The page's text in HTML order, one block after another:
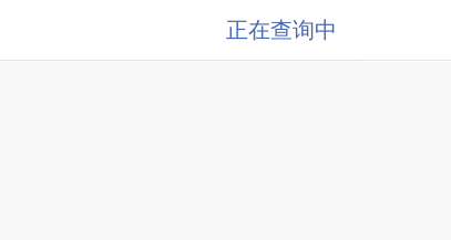
正在查询中